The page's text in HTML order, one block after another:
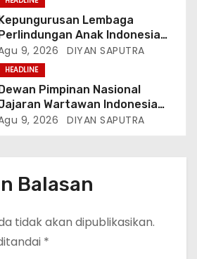
Lembaga
Anak Indonesia
Periode 2026-2031
Wakil Kordinator
Tim Reaksi Cepat
Perempuan Anak
TRCPPA) Muhammad
Mengapresiasi Dan Beri
9, 2026 DIYAN SAPUTRA
HEADLINE
Pimpinan Nasional
Wartawan Indonesia
JWI) Menggelar Rapat
9, 2026 DIYAN SAPUTRA
Balasan
tidak akan dipublikasikan.
*